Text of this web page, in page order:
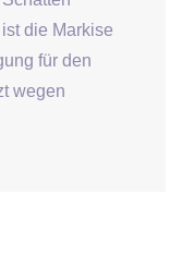
die Markise
für den
wegen